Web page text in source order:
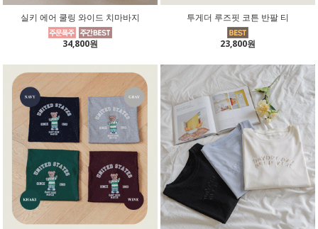
실키 에어 쿨링 와이드 치마바지
34,800원
투게더 루즈핏 코튼 반팔 티
23,800원